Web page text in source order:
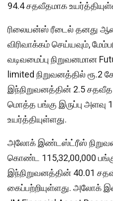
94.4 சதவீதமாக
ரிலையன்ஸ் ரீடைல் தனது
விரிவாக்கம் செய்யவும்,
வடிவமைப்பு நிறுவனமான
limited நிறுவனத்தில் ரூ.2
இந்நிறுவனத்தின் 2.5
மொத்த பங்கு இருப்பு அளவு
உயர்த்தியுள்ளது.
அலோக் இண்டஸ்ட்ரீஸ்
கொண்ட 115,32,00,000
இந்நிறுவனத்தின் 40.01
கைப்பற்றியுள்ளது. அலோக்